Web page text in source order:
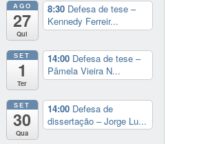
AGO
27
Qui
8:30 Defesa de tese –
Kennedy Ferreir...
SET
1
Ter
14:00 Defesa de tese –
Pâmela Vieira N...
SET
30
Qua
14:00 Defesa de
dissertação – Jorge Lu...